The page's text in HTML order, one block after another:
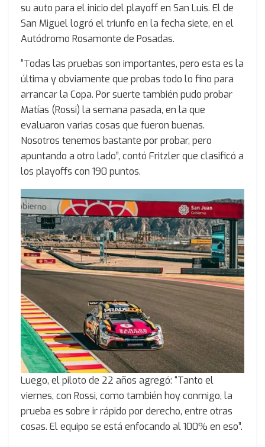
su auto para el inicio del playoff en San Luis. El de
San Miguel logró el triunfo en la fecha siete, en el
Autódromo Rosamonte de Posadas.
“Todas las pruebas son importantes, pero esta es la
última y obviamente que probas todo lo fino para
arrancar la Copa. Por suerte también pudo probar
Matías (Rossi) la semana pasada, en la que
evaluaron varias cosas que fueron buenas.
Nosotros tenemos bastante por probar, pero
apuntando a otro lado”, contó Fritzler que clasificó a
los playoffs con 190 puntos.
Luego, el piloto de 22 años agregó: “Tanto el
viernes, con Rossi, como también hoy conmigo, la
prueba es sobre ir rápido por derecho, entre otras
cosas. El equipo se está enfocando al 100% en eso”.